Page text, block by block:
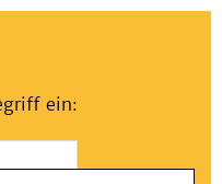
ein: